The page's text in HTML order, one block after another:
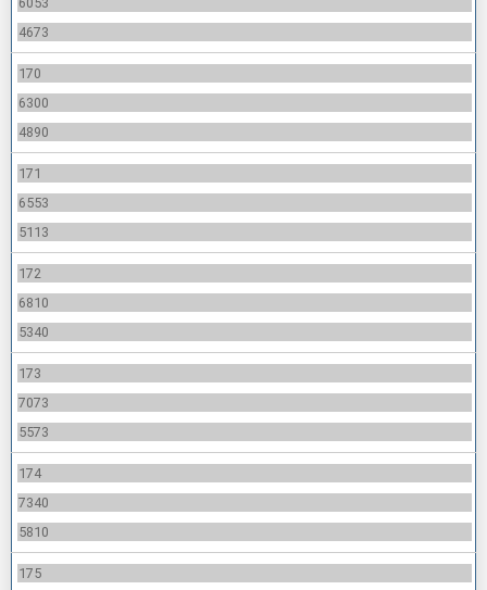
4673
170
6300
4890
171
6553
5113
172
6810
5340
173
7073
5573
174
7340
5810
175